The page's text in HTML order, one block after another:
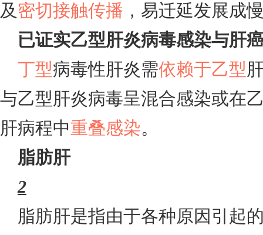
及密切接触传播 ，易迁延发展成
已证实乙型肝炎病毒感染与肝
丁型病毒性肝炎需依赖于乙型
与乙型肝炎病毒呈混合感染或在
肝病程中重叠感染。
脂肪肝
2
脂肪肝是指由于各种原因引起